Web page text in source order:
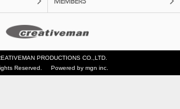
PRODUCTIONS CO.,LTD.
Reserved.
Powered by mgn inc.